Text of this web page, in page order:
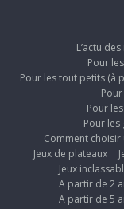
L’actu
Pour
Pour les tout petits (à
Pour
Pour
Comment choisir
Jeux de plateaux
Jeux
A partir de 2
A partir de 5